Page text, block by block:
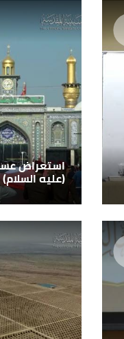
استعراض
(عليه السلام)